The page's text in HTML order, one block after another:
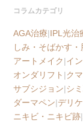
コラムカテゴリ
AGA治療|IPL光治
しみ・そばかす・
アートメイク|イ
オンダリフト |ク
サブシジョン|シ
ダーマペン|デリ
ニキビ・ニキビ跡|